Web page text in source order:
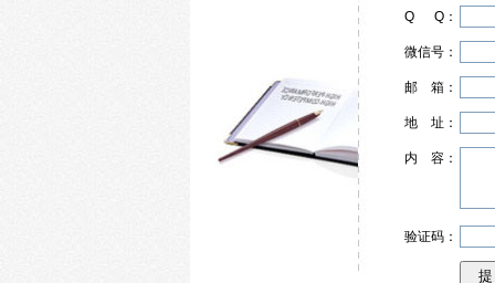
Q Q ：
微信号：
邮 箱 ：
地 址 ：
内 容 ：
验证码：